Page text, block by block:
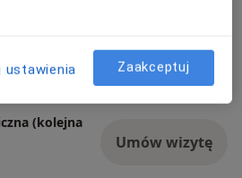
Umów wizytę
(kolejna
Umów wizytę
ustawienia Zaakceptuj